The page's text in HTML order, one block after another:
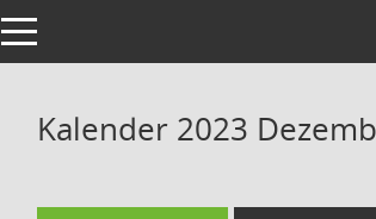
Toggle navigation
Kalender 2023